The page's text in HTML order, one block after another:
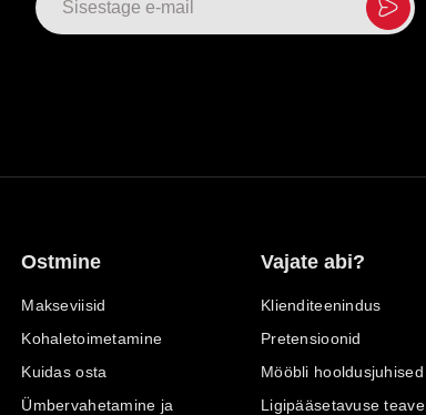
Ostmine
Makseviisid
Kohaletoimetamine
Kuidas osta
Ümbervahetamine ja
Vajate abi?
Klienditeenindus
Pretensioonid
Mööbli hooldusjuhised
Ligipääsetavuse teave